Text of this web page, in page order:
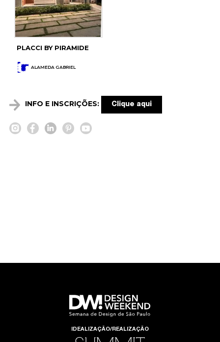
PLACCI BY PIRAMIDE
ALAMEDA GABRIEL
INFO E INSCRIÇÕES: Clique aqui
IDEALIZAÇÃO/REALIZAÇÃO